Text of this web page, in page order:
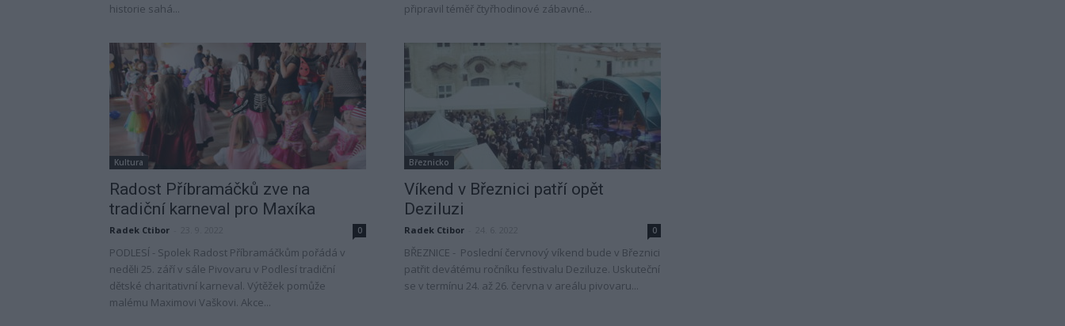
historie sahá...
připravil téměř čtyřhodinové zábavné...
Kultura
Radost Příbramáčků zve na
tradiční karneval pro Maxíka
Radek Ctibor 0
PODLESÍ - Spolek Radost Příbramáčkům pořádá v
neděli 25. září v sále Pivovaru v Podlesí tradiční
dětské charitativní karneval. Výtěžek pomůže
malému Maximovi Vaškovi. Akce...
Březnicko
Víkend v Březnici patří opět
Deziluzi
Radek Ctibor 0
BŘEZNICE - Poslední červnový víkend bude v Březnici
patřit devátému ročníku festivalu Deziluze. Uskuteční
se v termínu 24. až 26. června v areálu pivovaru...